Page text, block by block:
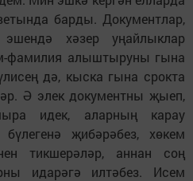
барды. Документлар,
хәзер уңайлыклар
фамилия алыштыруны гына
дә, кыска гына срокта
Ә элек документны җыеп,
идек, аларның карау
җибәрәбез, хөкем
тик­шерәләр, аннан соң
идарәгә илтәбез. Исем